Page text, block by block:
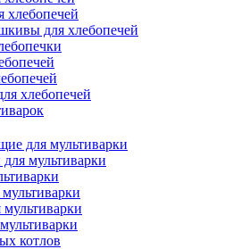
хлебопечей
для хлебопечей
хлебопечей
для мультиварки
мультиварки
котлов